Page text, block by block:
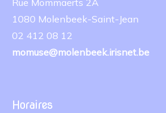
1080 Molenbeek-Saint-Jean
02 412 08 12
momuse@molenbeek.irisnet.be
Horaires